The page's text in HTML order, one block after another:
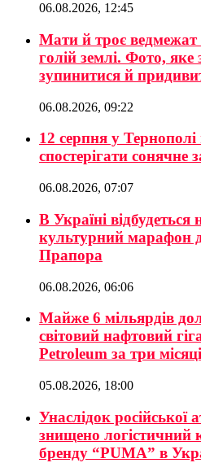
06.08.2026, 12:45
Мати й троє ведмежат
голій землі. Фото,
зупинитися й
06.08.2026, 09:22
12 серпня у
спостерігати сонячне
06.08.2026, 07:07
В Україні
культурний марафон
Прапора
06.08.2026, 06:06
Майже 6 мільярдів
світовий нафтовий
Petroleum за три
05.08.2026, 18:00
Унаслідок російської
знищено логістичний
бренду “PUMA” в